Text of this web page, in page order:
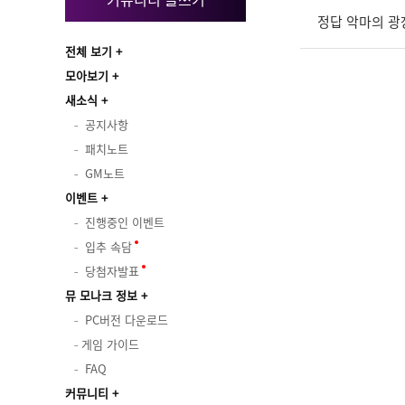
전체 보기
모아보기
새소식
공지사항
패치노트
GM노트
이벤트
진행중인 이벤트
입추 속담
당첨자발표
뮤 모나크 정보
PC버전 다운로드
게임 가이드
FAQ
커뮤니티
정답 악마의 광